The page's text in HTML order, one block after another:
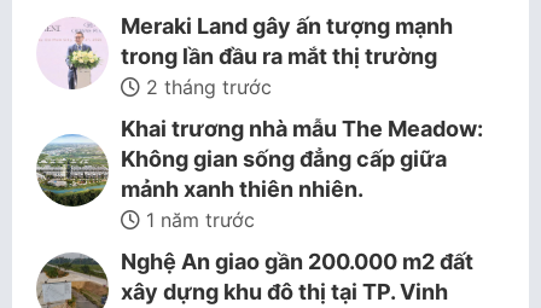
Meraki Land gây ấn tượng mạnh
trong lần đầu ra mắt thị trường
2 tháng trước
Khai trương nhà mẫu The Meadow:
Không gian sống đẳng cấp giữa
mảnh xanh thiên nhiên.
1 năm trước
Nghệ An giao gần 200.000 m2 đất
xây dựng khu đô thị tại TP. Vinh